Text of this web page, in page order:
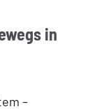
in
–